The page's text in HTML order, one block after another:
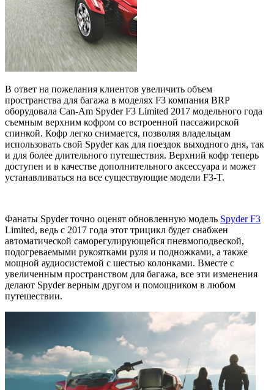
В ответ на пожелания клиентов увеличить объем
пространства для багажа в моделях F3 компания BRP
оборудовала Can-Am Spyder F3 Limited 2017 модельного года
съемным верхним кофром со встроенной пассажирской
спинкой. Кофр легко снимается, позволяя владельцам
использовать свой Spyder как для поездок выходного дня, так
и для более длительного путешествия. Верхний кофр теперь
доступен и в качестве дополнительного аксессуара и может
устанавливаться на все существующие модели F3-T.
Фанаты Spyder точно оценят обновленную модель Spyder F3
Limited, ведь с 2017 года этот трицикл будет снабжен
автоматической саморегулирующейся пневмоподвеской,
подогреваемыми рукоятками руля и подножками, а также
мощной аудиосистемой с шестью колонками. Вместе с
увеличенным пространством для багажа, все эти изменения
делают Spyder верным другом и помощником в любом
путешествии.